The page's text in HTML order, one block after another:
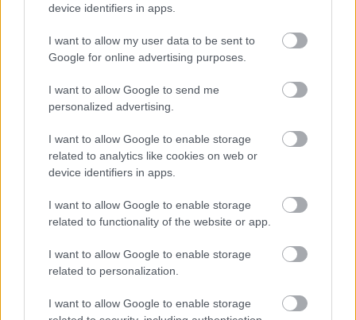
device identifiers in apps.
I want to allow my user data to be sent to
Google for online advertising purposes.
I want to allow Google to send me
personalized advertising.
I want to allow Google to enable storage
related to analytics like cookies on web or
device identifiers in apps.
I want to allow Google to enable storage
related to functionality of the website or app.
I want to allow Google to enable storage
related to personalization.
I want to allow Google to enable storage